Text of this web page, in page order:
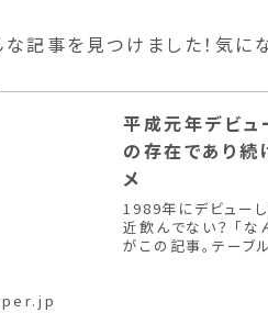
記事を見つけました！気に
平成元年デビュ
の存在であり
メ
1989年にデビューし
近飲んでない？ 「な
がこの記事。テーブ